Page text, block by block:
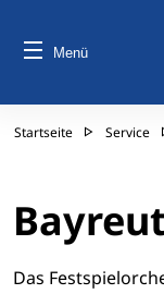
Menü
Startseite Service
Das